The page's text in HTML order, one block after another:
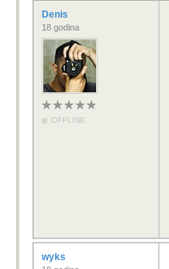
Denis
18 godina
OFFLINE
wyks